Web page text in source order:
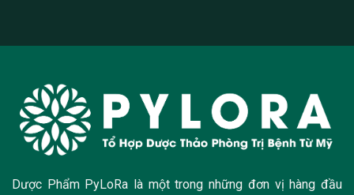
Dược Phẩm PyLoRa là một trong những đơn vị hàng đầu